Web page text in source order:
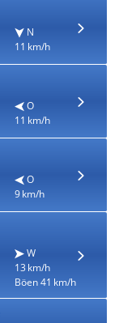
N
11 km/h
O
11 km/h
O
9 km/h
W
13 km/h
Böen 41 km/h